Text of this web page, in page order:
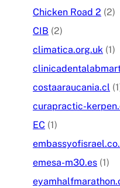
Chicken Road 2 (2)
CIB (2)
climatica.org.uk (1)
costaaraucania.cl
curapractic-
EC (1)
emesa-m30.es (1)